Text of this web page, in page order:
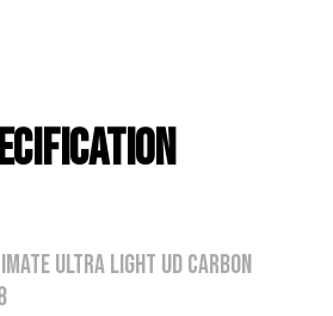
ULTRA LIGHT UD CARBON